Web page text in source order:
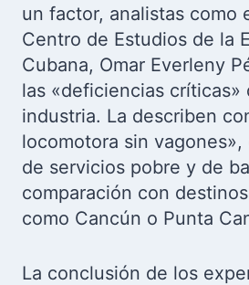
un factor, analistas como
Centro de Estudios de la
Cubana, Omar Everleny
las «deficiencias críticas»
industria. La describen
locomotora sin
de servicios pobre y de
comparación con
como Cancún o Punta
La conclusión de los